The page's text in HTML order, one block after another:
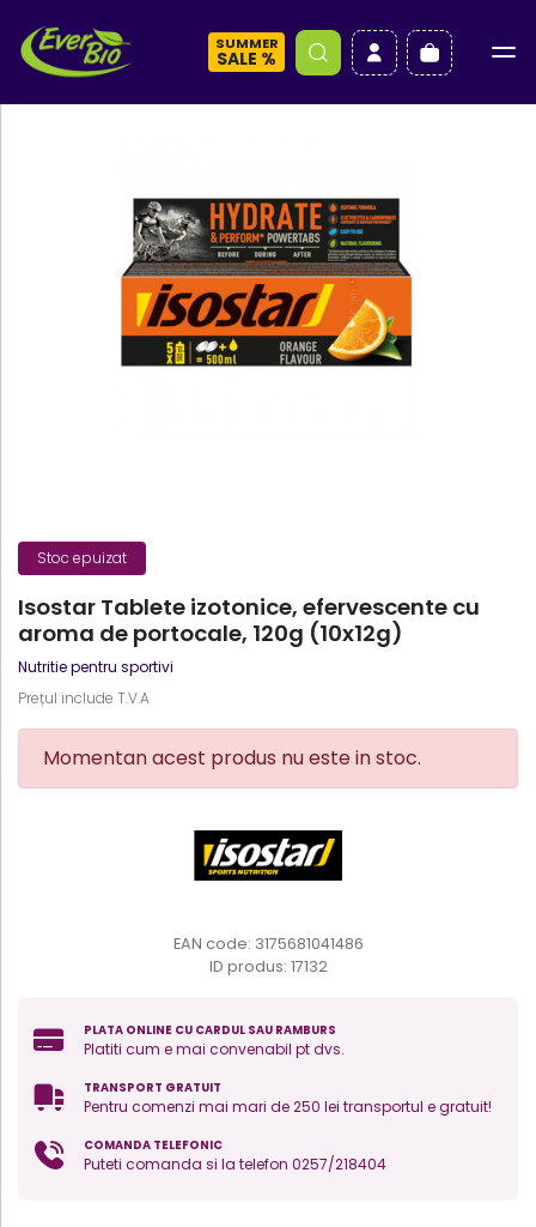
SUMMER
SALE %
Stoc epuizat
Isostar Tablete izotonice, efervescente cu
aroma de portocale, 120g (10x12g)
Nutritie pentru sportivi
Prețul include T.V.A
Momentan acest produs nu este in stoc.
EAN code: 3175681041486
ID produs: 17132
PLATA ONLINE CU CARDUL SAU RAMBURS
Platiti cum e mai convenabil pt dvs.
TRANSPORT GRATUIT
Pentru comenzi mai mari de 250 lei transportul e gratuit!
COMANDA TELEFONIC
Puteti comanda si la telefon 0257/218404